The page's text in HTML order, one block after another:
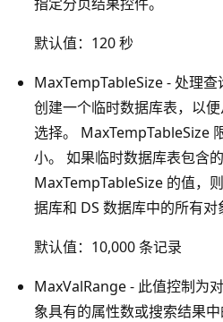
默认值：120 秒
MaxTempTableSize - 处理查
创建一个临时数据库表，以
选择。 MaxTempTableSize
小。 如果临时数据库表包含
MaxTempTableSize 的值，
据库和 DS 数据库中的所有对
默认值：10,000 条记录
MaxValRange - 此值控制为
象具有的属性数或搜索结果